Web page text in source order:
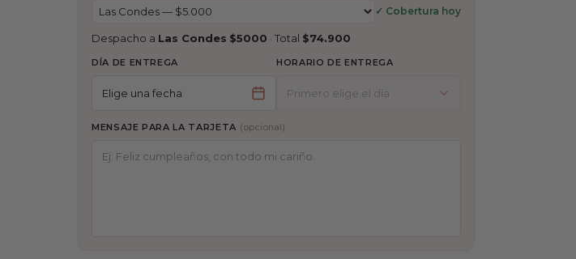
✓ Cobertura hoy
Despacho a Las Condes $5000 · Total $74.900
DÍA DE ENTREGA
Elige una fecha
HORARIO DE ENTREGA
MENSAJE PARA LA TARJETA (opcional)